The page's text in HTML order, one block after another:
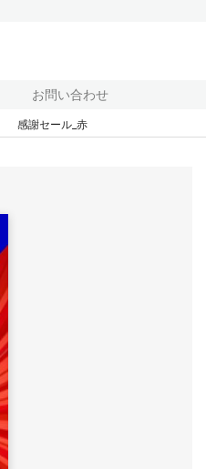
お問い合わせ
感謝セール_赤